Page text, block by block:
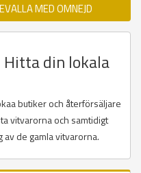
MED OMNEJD
din lokala
butiker och återförsäljare
vitvarorna och samtidigt
de gamla vitvarorna.